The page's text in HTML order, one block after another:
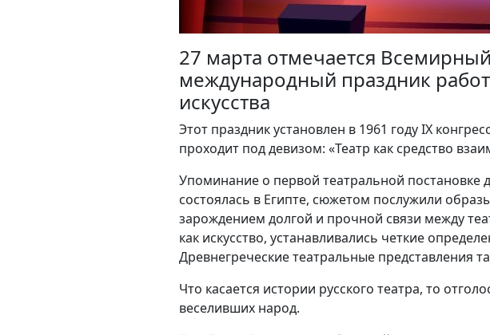
27 марта отмечается
международный праздник
искусства
Этот праздник установлен в 1961 году IX
проходит под девизом: «Театр как средство
Упоминание о первой театральной постановке
состоялась в Египте, сюжетом послужили
зарождением долгой и прочной связи между
как искусство, устанавливались четкие
Древнегреческие театральные представления
Что касается истории русского театра, то
веселивших народ.